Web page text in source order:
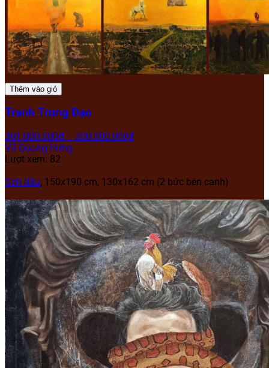
Thêm vào giỏ
Tranh Trung Đạo
301.000.000₫ – 500.000.000₫
Vũ Quang Hưng
Lượt xem: 82
Sơn dầu, 150x190 cm, 130x162 cm (2 bức bên cạnh)